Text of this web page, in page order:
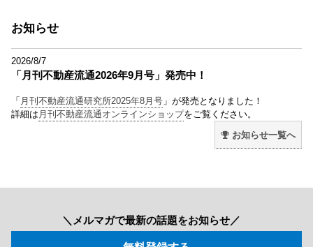
お知らせ
2026/8/7
「月刊不動産流通2026年9月号」発売中！
「 月刊不動産流通研究所2025年8月号 」が発売となりました！
詳細は 月刊不動産流通オンラインショップをご覧ください。
お知らせ一覧へ
＼メルマガで最新の話題をお知らせ／